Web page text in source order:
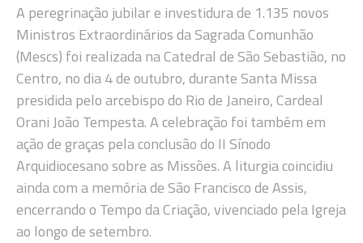
A peregrinação jubilar e investidura de 1.135 novos
Ministros Extraordinários da Sagrada Comunhão
(Mescs) foi realizada na Catedral de São Sebastião, no
Centro, no dia 4 de outubro, durante Santa Missa
presidida pelo arcebispo do Rio de Janeiro, Cardeal
Orani João Tempesta. A celebração foi também em
ação de graças pela conclusão do II Sínodo
Arquidiocesano sobre as Missões. A liturgia coincidiu
ainda com a memória de São Francisco de Assis,
encerrando o Tempo da Criação, vivenciado pela Igreja
ao longo de setembro.